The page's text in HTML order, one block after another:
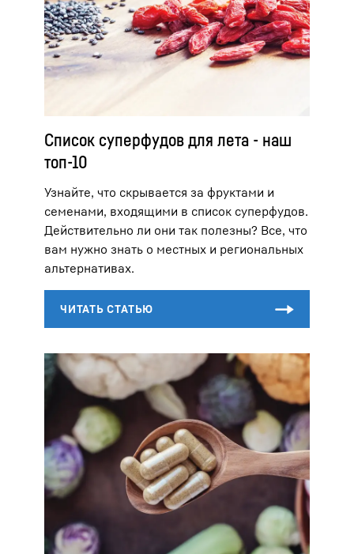
Список суперфудов для лета - наш
топ-10
Узнайте, что скрывается за фруктами и
семенами, входящими в список суперфудов.
Действительно ли они так полезны? Все, что
вам нужно знать о местных и региональных
альтернативах.